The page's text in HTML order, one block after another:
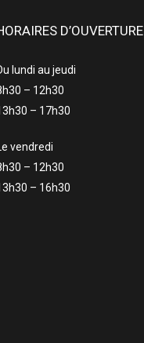
D’OUVERTURE
lundi au jeudi
– 12h30
– 17h30
vendredi
– 12h30
– 16h30